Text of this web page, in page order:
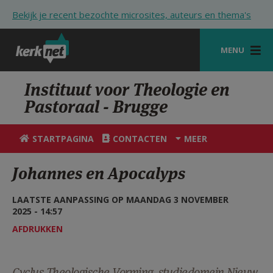
Bekijk je recent bezochte microsites, auteurs en thema's
MENU
STARTPAGINA
KERK
VIERINGEN
HULP
STARTPAGINA PORTAAL
Instituut voor Theologie en
Pastoraal - Brugge
STARTPAGINA CONTACTEN MEER
Johannes en Apocalyps
LAATSTE AANPASSING OP MAANDAG 3 NOVEMBER
2025 - 14:57
AFDRUKKEN